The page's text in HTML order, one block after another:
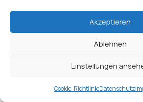
Akzeptieren
Ablehnen
Einstellungen
Cookie-RichtlinieDatenschutz